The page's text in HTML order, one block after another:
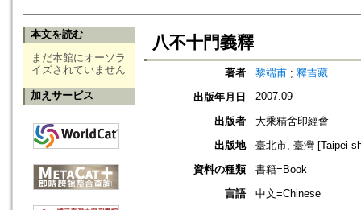
本文を読む
まだ本館にオーソラ
イズされていません
加えサービス
八不十門義釋
著者 黎端甫 ; 釋吉藏
出版年月日
2007.09
出版者
大乘精舍印經會
出版地
臺北市, 臺灣 [Taipei
資料の種類
書籍=Book
言語
中文=Chinese